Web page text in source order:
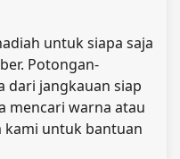
untuk siapa saja
Potongan-
dari jangkauan siap
mencari warna atau
untuk bantuan